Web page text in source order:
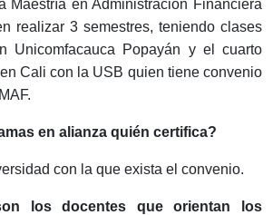
Maestría en Administración Financiera
realizar 3 semestres, teniendo clases
Unicomfacauca Popayán y el cuarto
Cali con la USB quien tiene convenio
en alianza quién certifica?
con la que exista el convenio.
los docentes que orientan los